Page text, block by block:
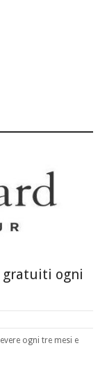
gratuiti ogni
ogni tre mesi e